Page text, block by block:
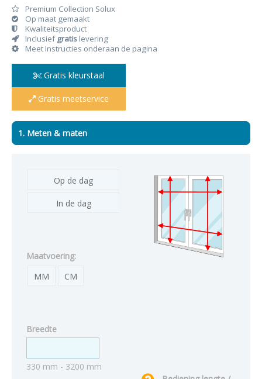
Premium Collection Solux
Op maat gemaakt
Kwaliteitsproduct
Inclusiefgratis levering
Meet instructies onderaan de pagina
Gratis kleurstaal
Gratis meetservice
1. Meten & maten
Op de dag
In de dag
Maatvoering:
MM
CM
Breedte
330 mm - 3200 mm